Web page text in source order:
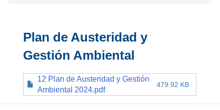
Plan de Austeridad y
Gestión Ambiental
12 Plan de Austeridad y Gestión
Ambiental 2024.pdf
479.92 KB